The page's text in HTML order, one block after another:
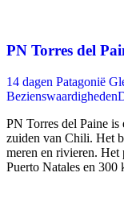
PN Torres del
14 dagen Patagonië
Bezienswaardigheden
PN Torres del Paine is
zuiden van Chili. Het
meren en rivieren.
Puerto Natales en 300